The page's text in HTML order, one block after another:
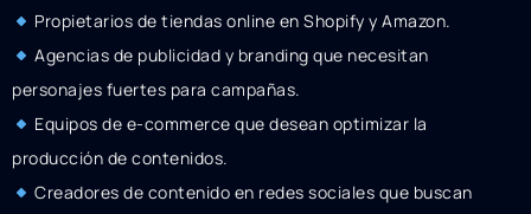
Propietarios de tiendas online en Shopify y Amazon.
Agencias de publicidad y branding que necesitan
personajes fuertes para campañas.
Equipos de e-commerce que desean optimizar la
producción de contenidos.
Creadores de contenido en redes sociales que buscan